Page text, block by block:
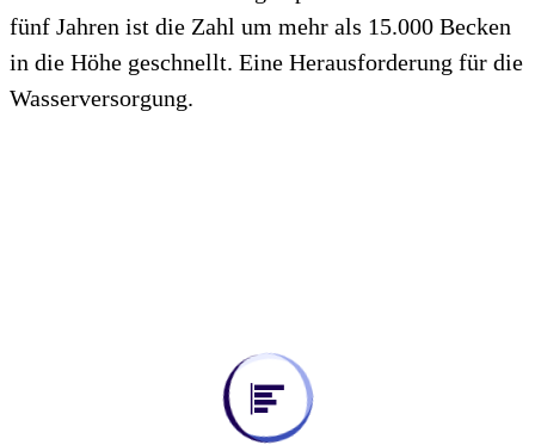
fünf Jahren ist die Zahl um mehr als 15.000 Becken
in die Höhe geschnellt. Eine Herausforderung für die
Wasserversorgung.